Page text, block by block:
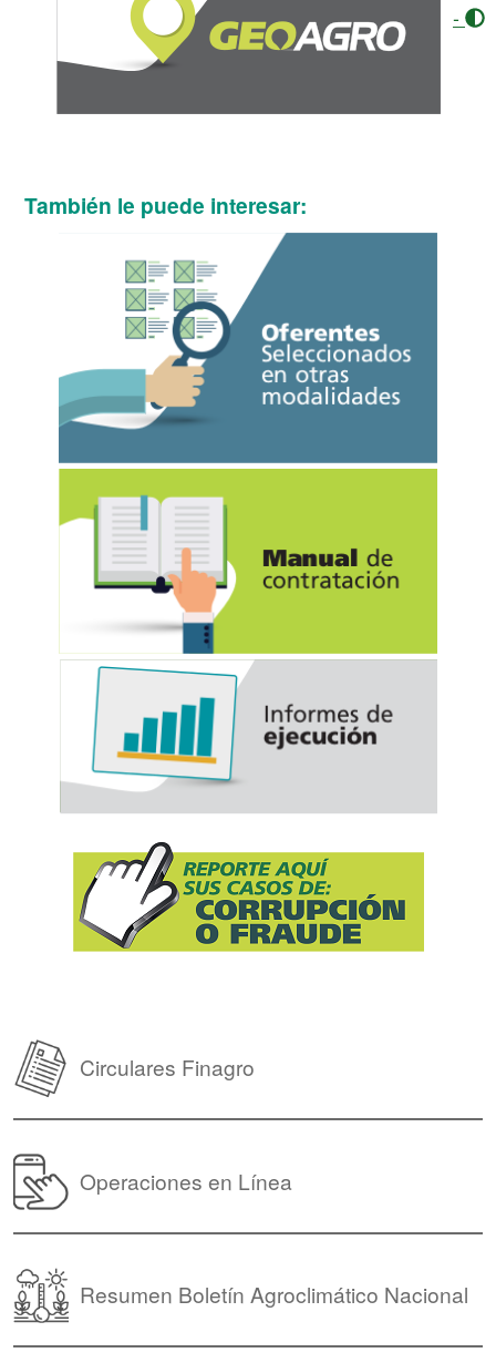
También le puede interesar:
Circulares Finagro
Operaciones en Línea
Resumen Boletín Agroclimático Nacional
-